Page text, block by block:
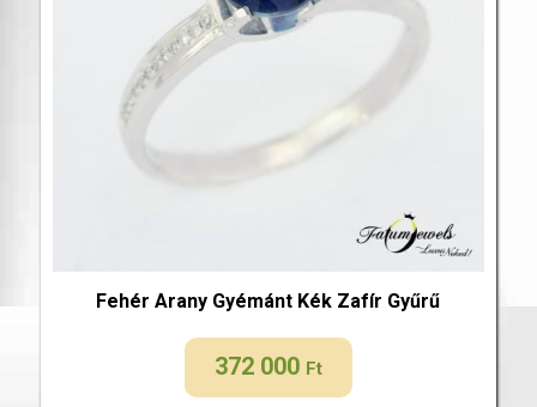
Fehér Arany Gyémánt Kék Zafír Gyűrű
372 000 Ft